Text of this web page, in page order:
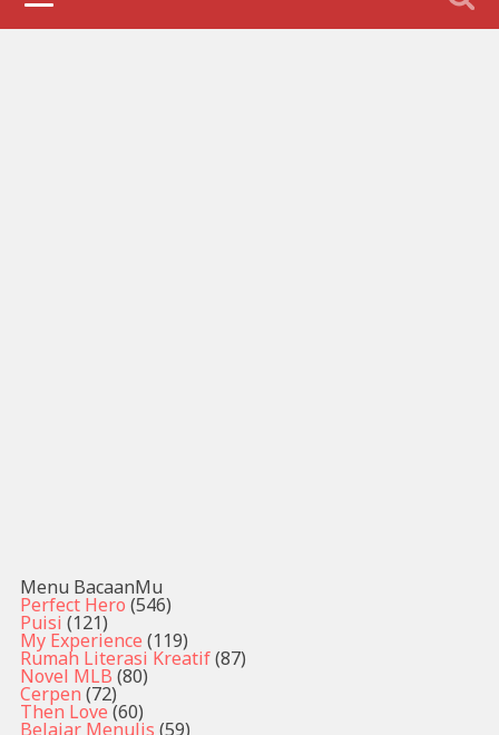
Menu BacaanMu
Perfect Hero (546)
Puisi (121)
My Experience (119)
Rumah Literasi Kreatif(87)
Novel MLB (80)
Cerpen (72)
Then Love (60)
Belajar Menulis (59)